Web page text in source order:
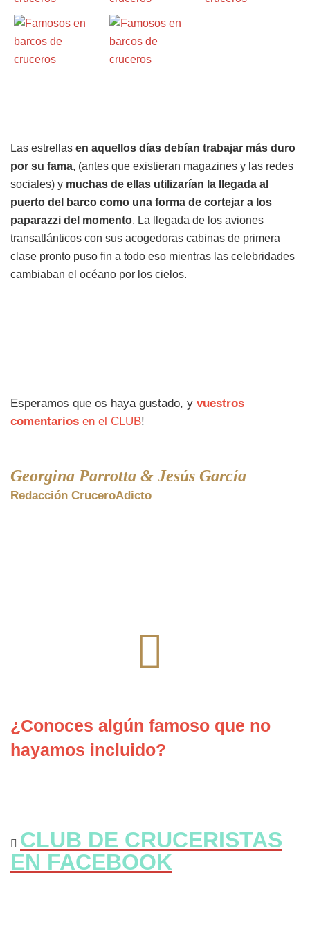
Las estrellas en aquellos días debían trabajar más duro
por su fama, (antes que existieran magazines y las redes
sociales) y muchas de ellas utilizarían la llegada al
puerto del barco como una forma de cortejar a los
paparazzi del momento. La llegada de los aviones
transatlánticos con sus acogedoras cabinas de primera
clase pronto puso fin a todo eso mientras las celebridades
cambiaban el océano por los cielos.
Esperamos que os haya gustado, y vuestros
comentarios en el CLUB!
Georgina Parrotta & Jesús García
Redacción CruceroAdicto
¿Conoces algún famoso que no
hayamos incluido?
CLUB DE CRUCERISTAS
EN FACEBOOK